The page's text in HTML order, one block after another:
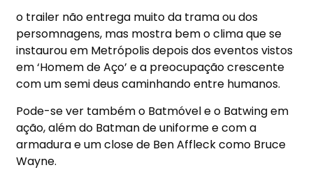
o trailer não entrega muito da trama ou dos
persomnagens, mas mostra bem o clima que se
instaurou em Metrópolis depois dos eventos vistos
em ‘Homem de Aço’ e a preocupação crescente
com um semi deus caminhando entre humanos.
Pode-se ver também o Batmóvel e o Batwing em
ação, além do Batman de uniforme e com a
armadura e um close de Ben Affleck como Bruce
Wayne.